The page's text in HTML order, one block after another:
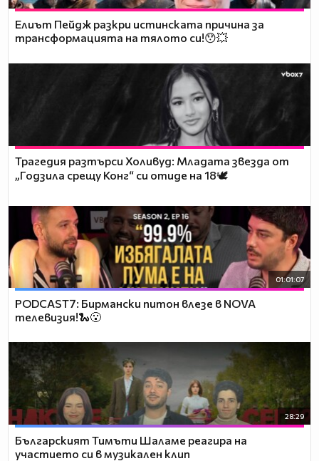
Елиът Пейдж разкри истинската причина за
трансформацията на тялото си!😯💥
Трагедия разтърси Холивуд: Младата звезда от
„Годзила срещу Конг“ си отиде на 18🕊️
01:01:07
PODCAST7: Бирмански питон влезе в NOVA
телевизия!🐍😮
28:29
Българският Тимъти Шаламе реагира на
участието си в музикален клип